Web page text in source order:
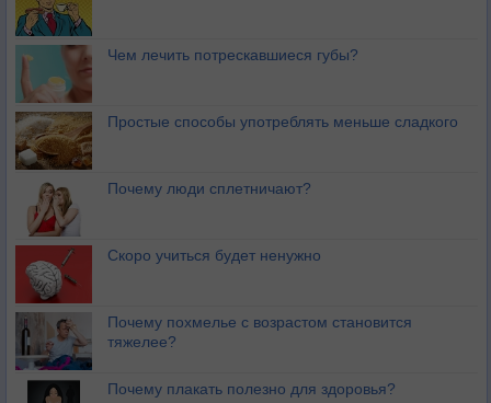
Чем лечить потрескавшиеся губы?
Простые способы употреблять меньше сладкого
Почему люди сплетничают?
Скоро учиться будет ненужно
Почему похмелье с возрастом становится
тяжелее?
Почему плакать полезно для здоровья?